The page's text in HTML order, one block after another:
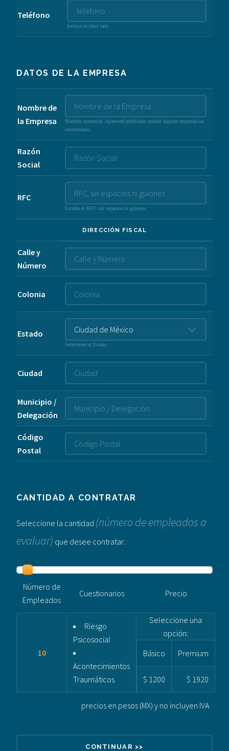
Teléfono
Incluya la clave lada
DATOS DE LA EMPRESA
Nombre de
la Empresa
Nombre comercial. Aparecerá publicado cuando alguien responda un
cuestionario.
Razón
Social
RFC
Escriba el RFC sin espacios ni guiones.
DIRECCIÓN FISCAL
Calle y
Número
Colonia
Estado
Seleccione el Estado
Ciudad
Municipio /
Delegación
Código
Postal
CANTIDAD A CONTRATAR
Seleccione la cantidad (número de empleados a
evaluar) que desee contratar:
Número de
Empleados
Cuestionarios Precio
10
Riesgo
Psicosocial
Acontecimientos
Traumáticos
Seleccione una
opción:
Básico
Premium
$ 1200 $ 1920
precios en pesos (MX) y no incluyen IVA